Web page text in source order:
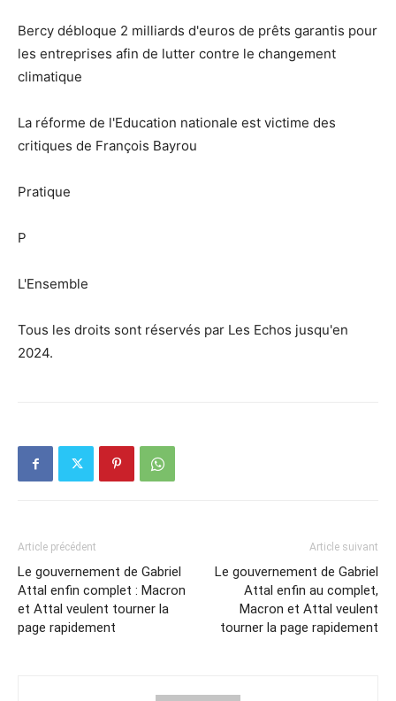
Bercy débloque 2 milliards d'euros de prêts garantis pour
les entreprises afin de lutter contre le changement
climatique
La réforme de l'Education nationale est victime des
critiques de François Bayrou
Pratique
P
L'Ensemble
Tous les droits sont réservés par Les Echos jusqu'en
2024.
Article précédent
Le gouvernement de Gabriel
Attal enfin complet : Macron
et Attal veulent tourner la
page rapidement
Article suivant
Le gouvernement de Gabriel
Attal enfin au complet,
Macron et Attal veulent
tourner la page rapidement